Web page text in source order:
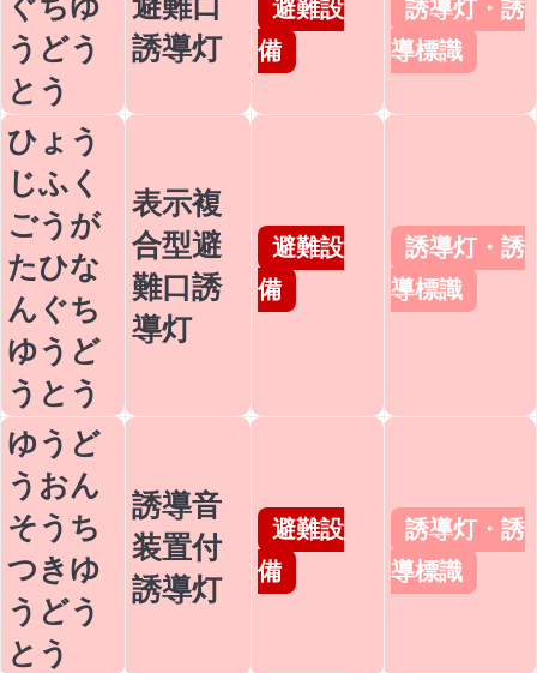
うどう
とう
誘導灯
避難設
備
誘導灯・誘
導標識
ひょう
じふく
ごうが
たひな
んぐち
ゆうど
うとう
表示複
合型避
難口誘
導灯
避難設
備
誘導灯・誘
導標識
ゆうど
うおん
そうち
つきゆ
うどう
とう
誘導音
装置付
誘導灯
避難設
備
誘導灯・誘
導標識